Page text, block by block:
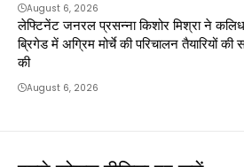
August 6, 2026
लेफ्टिनेंट जनरल प्रसन्ना किशोर मिश्रा ने
ब्रिगेड में अग्रिम मोर्चे की परिचालन तैयारियों की
की
August 6, 2026